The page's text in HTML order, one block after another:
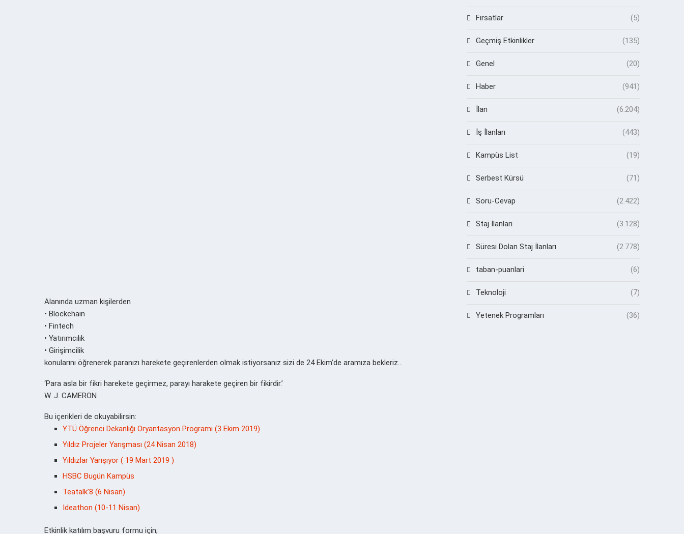
Alanında uzman kişilerden
• Blockchain
• Fintech
• Yatırımcılık
• Girişimcilik
konularını öğrenerek paranızı harekete geçirenlerden olmak istiyorsanız sizi de 24 Ekim’de aramıza bekleriz…
‘Para asla bir fikri harekete geçirmez, parayı harakete geçiren bir fikirdir.’
W. J. CAMERON
Bu içerikleri de okuyabilirsin:
YTÜ Öğrenci Dekanlığı Oryantasyon Programı (3 Ekim 2019)
Yıldız Projeler Yarışması (24 Nisan 2018)
Yıldızlar Yarışıyor ( 19 Mart 2019 )
HSBC Bugün Kampüs
Teatalk’8 (6 Nisan)
Ideathon (10-11 Nisan)
Etkinlik katılım başvuru formu için;
Fırsatlar (5)
Geçmiş Etkinlikler (135)
Genel (20)
Haber (941)
İlan (6.204)
İş İlanları (443)
Kampüs List (19)
Serbest Kürsü (71)
Soru-Cevap (2.422)
Staj İlanları (3.128)
Süresi Dolan Staj İlanları (2.778)
taban-puanlari (6)
Teknoloji (7)
Yetenek Programları (36)